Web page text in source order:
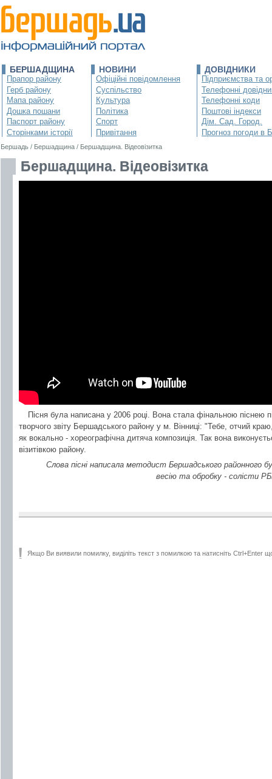
БЕРШАДЩИНА
Прапор району
Герб району
Мапа району
Дошка пошани
Паспорт району
Сторінками історії
НОВИНИ
Офіційні повідомлення
Суспільство
Культура
Політика
Спорт
Привітання
ДОВІДНИКИ
Підприємства та
Телефонні
Телефонні коди
Поштові індекси
Дім. Сад. Город.
Прогноз погоди в
Бершадь / Бершадщина / Бершадщина. Відеовізитка
Бершадщина. Відеовізитка
Пісня була написана у 2006 році. Вона стала фінальною піснею
творчого звіту Бершадського району у м. Вінниці: "Тебе, отчий
як вокально - хореографічна дитяча композиція. Так вона
візитівкою району.
Слова пісні написала методист Бершадського районного
весію та обробку - солісти
Якщо Ви виявили помилку, виділіть текст з помилкою та натисніть Ctrl+Enter